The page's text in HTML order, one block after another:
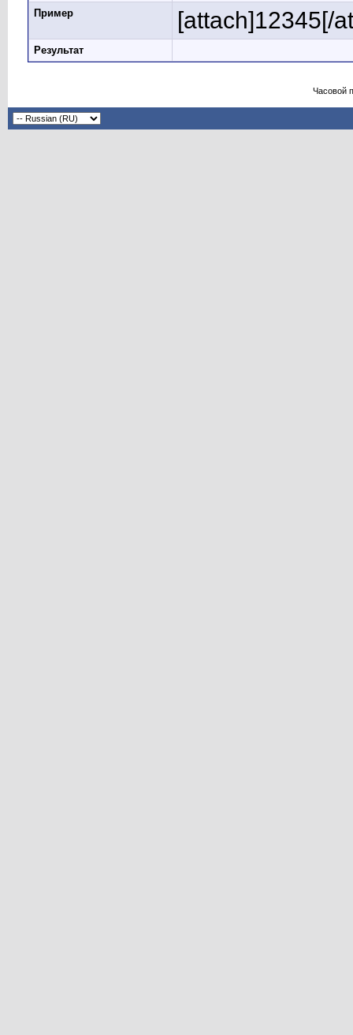
Пример [attach]12345[/
Результат
Часовой